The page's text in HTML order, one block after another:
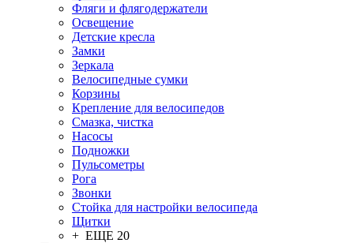
Фляги и флягодержатели
Освещение
Детские кресла
Замки
Зеркала
Велосипедные сумки
Корзины
Крепление для велосипедов
Смазка, чистка
Насосы
Подножки
Пульсометры
Рога
Звонки
Стойка для настройки велосипеда
Щитки
+ ЕЩЕ 20